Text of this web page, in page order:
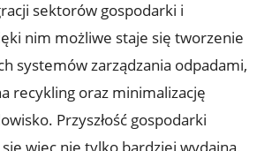
sektorów gospodarki i
nim możliwe staje się tworzenie
systemów zarządzania odpadami,
recykling oraz minimalizację
Przyszłość gospodarki